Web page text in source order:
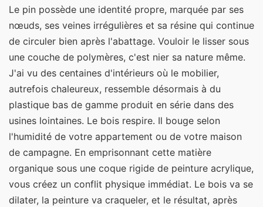
Le pin possède une identité propre, marquée par ses
nœuds, ses veines irrégulières et sa résine qui continue
de circuler bien après l'abattage. Vouloir le lisser sous
une couche de polymères, c'est nier sa nature même.
J'ai vu des centaines d'intérieurs où le mobilier,
autrefois chaleureux, ressemble désormais à du
plastique bas de gamme produit en série dans des
usines lointaines. Le bois respire. Il bouge selon
l'humidité de votre appartement ou de votre maison
de campagne. En emprisonnant cette matière
organique sous une coque rigide de peinture acrylique,
vous créez un conflit physique immédiat. Le bois va se
dilater, la peinture va craqueler, et le résultat, après